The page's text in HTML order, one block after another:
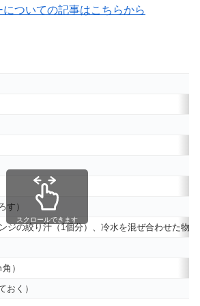
ついての記事はこちらから
す）
ジの絞り汁（1個分）、冷水を混ぜ合わせた物
）
おく）
スクロールできます